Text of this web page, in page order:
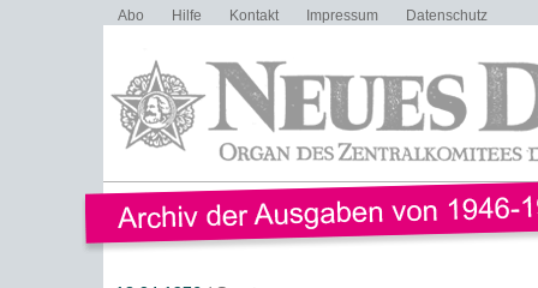
Abo Hilfe Kontakt Impressum Datenschutz